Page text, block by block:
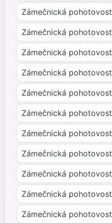
Zámečnická pohotovost
Zámečnická pohotovost
Zámečnická pohotovost
Zámečnická pohotovost
Zámečnická pohotovost
Zámečnická pohotovost
Zámečnická pohotovost
Zámečnická pohotovost
Zámečnická pohotovost
Zámečnická pohotovost
Zámečnická pohotovost